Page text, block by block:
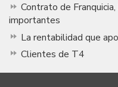
Contrato de
importantes
La rentabilidad que
Clientes de T4